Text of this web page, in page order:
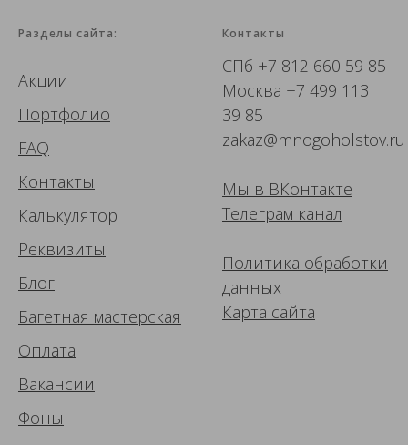
Разделы сайта:
Акции
Портфолио
FAQ
Контакты
Калькулятор
Реквизиты
Блог
Багетная мастерская
Оплата
Вакансии
Фоны
Контакты
СПб +7 812 660 59 85
Москва +7 499 113
39 85
zakaz@mnogoholstov.ru
Мы в ВКонтакте
Телеграм канал
Политика обработки
данных
Карта сайта